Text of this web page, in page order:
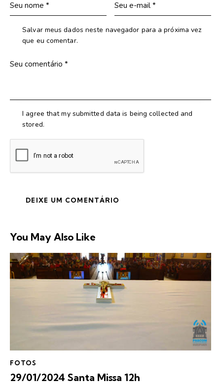
Salvar meus dados neste navegador para a próxima vez
que eu comentar.
I agree that my submitted data is being collected and
stored.
You May Also Like
FOTOS
29/01/2024 Santa Missa 12h